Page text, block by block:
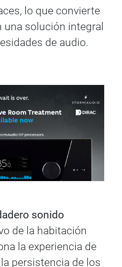
lo que convierte
una solución integral
de audio.
sonido
de la habitación
la experiencia de
persistencia de los